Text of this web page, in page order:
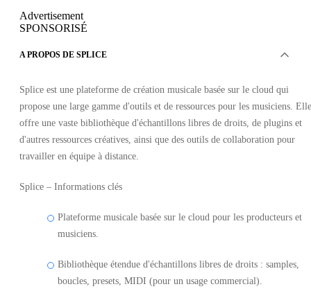
Advertisement
SPONSORISÉ
A PROPOS DE SPLICE
Splice est une plateforme de création musicale basée sur le cloud qui
propose une large gamme d'outils et de ressources pour les musiciens. Elle
offre une vaste bibliothèque d'échantillons libres de droits, de plugins et
d'autres ressources créatives, ainsi que des outils de collaboration pour
travailler en équipe à distance.
Splice – Informations clés
Plateforme musicale basée sur le cloud pour les producteurs et
musiciens.
Bibliothèque étendue d'échantillons libres de droits : samples,
boucles, presets, MIDI (pour un usage commercial).